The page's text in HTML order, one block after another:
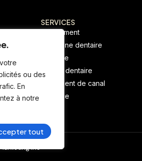
ou des
En
à notre
tout
SERVICES
Blanchiment
Couronne dentaire
Gingivite
Implant dentaire
Traitement de canal
Urgence
Inc